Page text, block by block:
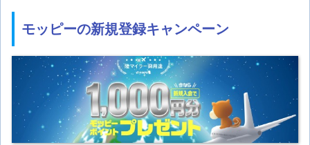
モッピーの新規登録キャンペーン